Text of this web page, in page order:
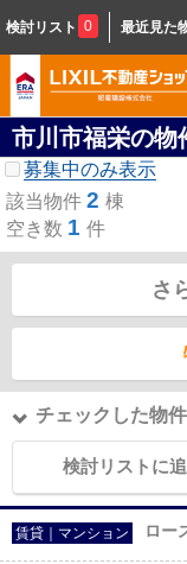
検討リスト 0 最近見た
市川市福栄の物
募集中のみ表示
該当物件 2 棟
空き数 1 件
さ
チェックした物
検討リストに
賃貸｜マンション ロー